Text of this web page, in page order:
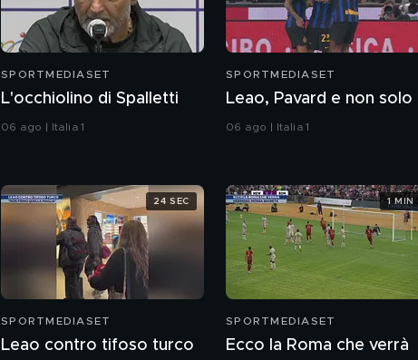
SPORTMEDIASET
L'occhiolino di Spalletti
06 ago | Italia 1
SPORTMEDIASET
Leao, Pavard e non solo
06 ago | Italia 1
SPORTMEDIASET
Leao contro tifoso turco
24 SEC
SPORTMEDIASET
Ecco la Roma che verrà
1 MIN